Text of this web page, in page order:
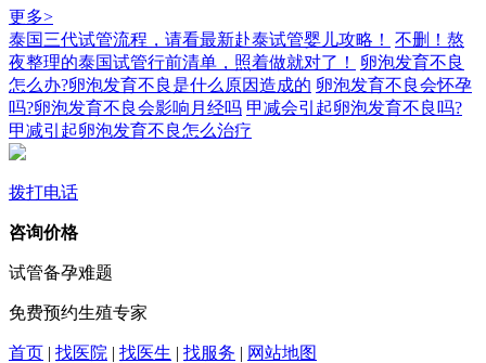
更多>
泰国三代试管流程，请看最新赴泰试管婴儿攻略！
不删！熬
夜整理的泰国试管行前清单，照着做就对了！
卵泡发育不良
怎么办?卵泡发育不良是什么原因造成的 卵泡发育不良会怀孕
吗?卵泡发育不良会影响月经吗 甲减会引起卵泡发育不良吗?
甲减引起卵泡发育不良怎么治疗
拨打电话
咨询价格
试管备孕难题
免费预约生殖专家
首页 | 找医院 | 找医生 | 找服务 | 网站地图